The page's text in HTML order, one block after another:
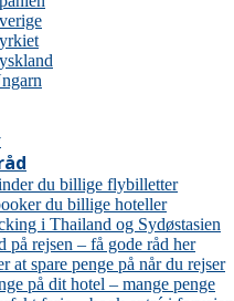
du billige flybilletter
du billige hoteller
i Thailand og Sydøstasien
på rejsen – få gode råd her
at spare penge på når du rejser
på dit hotel – mange penge